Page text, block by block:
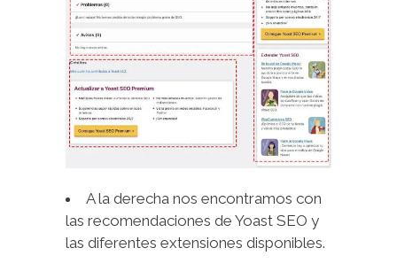
A la derecha nos encontramos con
las recomendaciones de Yoast SEO y
las diferentes extensiones disponibles.